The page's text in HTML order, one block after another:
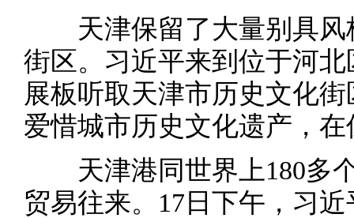
天津保留了大量别具风
街区。习近平来到位于河
展板听取天津市历史文化
爱惜城市历史文化遗产，
天津港同世界上180多个
贸易往来。17日下午，习